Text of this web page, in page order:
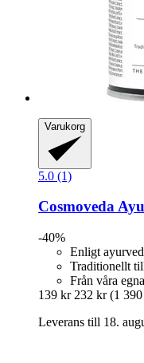
Varukorg
5.0 (1)
Cosmoveda
-40%
Enligt
Traditionellt
Från våra
139 kr 232 kr (1
Leverans till 18.